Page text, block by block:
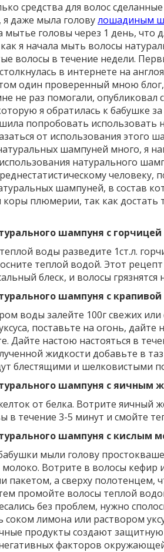
средства для волос
я даже мыла головулошадиным
мытье головы через 1 день, что
как я начала мыть волосы
волосы в течение недели.
в интернете на
один проверенный мною
не раз помогали,
я обратилась к бабушке
попробовать использовать
от использования этого
шампуней много, я
натурального
человеку,
шампуней, в состав
коры плюмерии, так как достать
шампуня с горчицей
воды разведите 1ст.л.
теплой водой. Этот
блеск, и волосы грязнятся
шампуня с крапивой
воды залейте 100г свежих или
поставьте на огонь,
Дайте настою настояться в
жидкости добавьте в
блестящими и шелковистыми
шампуня с яичным
от белка. Вотрите яичный
в течение 3-5 минут и смойте
шампуня с кислым
мыли голову
Вотрите в волосы кефир
пакетом, а сверху полотенцем,
промойте волосы теплой
без проблем, нужно
соком лимона или раствором
продукты создают
факторов